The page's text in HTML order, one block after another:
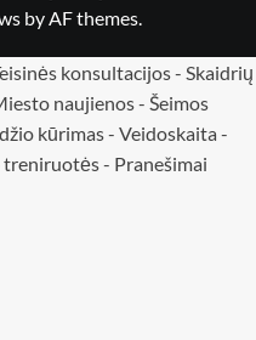
by AF themes.
konsultacijos- Skaidrių
naujienos- Šeimos
kūrimas- Veidoskaita -
treniruotės- Pranešimai